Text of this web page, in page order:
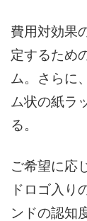
費用対効果
定するため
ム。さらに
ム状の紙ラ
る。
ご希望に応
ドロゴ入り
ンドの認知